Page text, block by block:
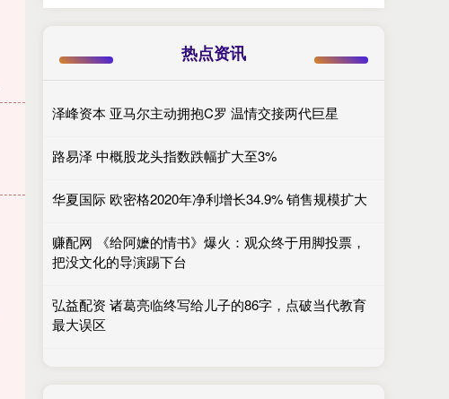
热点资讯
泽峰资本 亚马尔主动拥抱C罗 温情交接两代巨星
路易泽 中概股龙头指数跌幅扩大至3%
华夏国际 欧密格2020年净利增长34.9% 销售规模扩大
赚配网 《给阿嬷的情书》爆火：观众终于用脚投票，
把没文化的导演踢下台
弘益配资 诸葛亮临终写给儿子的86字，点破当代教育
最大误区